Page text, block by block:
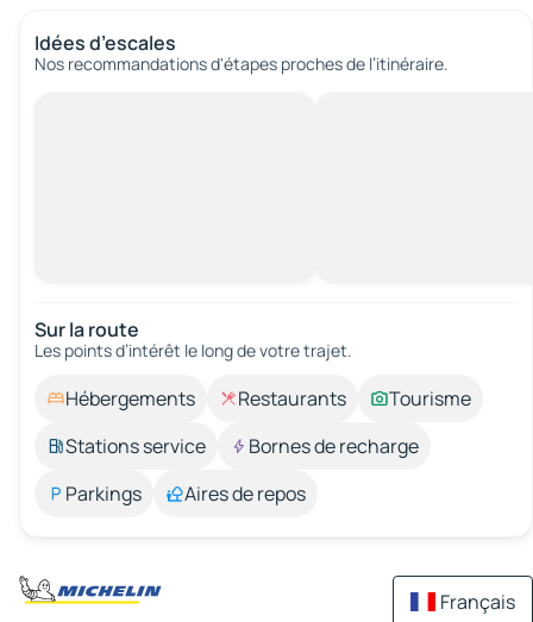
Idées d’escales
Nos recommandations d'étapes proches de l’itinéraire.
Sur la route
Les points d’intérêt le long de votre trajet.
Hébergements Restaurants
Tourisme
Stations service
Bornes de recharge
Parkings
Aires de repos
Français